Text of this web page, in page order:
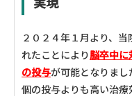
２０２４年１月より、
れたことにより脳卒中に
の投与が可能となりま
個の投与よりも高い治